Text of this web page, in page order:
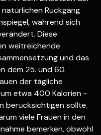
Rückgang
während sich
Diese
weitreichende
und das
dem 25. und 60.
der tägliche
etwa 400 Kalorien -
berücksichtigen sollte.
viele Frauen in den
bemerken, obwohl